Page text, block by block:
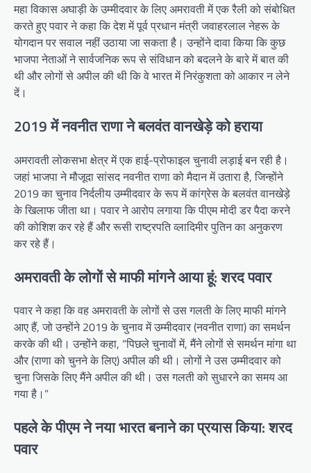
महा विकास अघाड़ी के उम्मीदवार के लिए अमरावती में एक रैली को संबोधित
करते हुए पवार ने कहा कि देश में पूर्व प्रधान मंत्री जवाहरलाल नेहरू के
योगदान पर सवाल नहीं उठाया जा सकता है। उन्होंने दावा किया कि कुछ
भाजपा नेताओं ने सार्वजनिक रूप से संविधान को बदलने के बारे में बात की
थी और लोगों से अपील की थी कि वे भारत में निरंकुशता को आकार न लेने
दें।
2019 में नवनीत राणा ने बलवंत वानखेड़े को हराया
अमरावती लोकसभा क्षेत्र में एक हाई-प्रोफाइल चुनावी लड़ाई बन रही है।
जहां भाजपा ने मौजूदा सांसद नवनीत राणा को मैदान में उतारा है, जिन्होंने
2019 का चुनाव निर्दलीय उम्मीदवार के रूप में कांग्रेस के बलवंत वानखेड़े
के खिलाफ जीता था। पवार ने आरोप लगाया कि पीएम मोदी डर पैदा करने
की कोशिश कर रहे हैं और रूसी राष्ट्रपति व्लादिमीर पुतिन का अनुकरण
कर रहे हैं।
अमरावती के लोगों से माफी मांगने आया हूं: शरद पवार
पवार ने कहा कि वह अमरावती के लोगों से उस गलती के लिए माफी मांगने
आए हैं, जो उन्होंने 2019 के चुनाव में उम्मीदवार (नवनीत राणा) का समर्थन
करके की थी। उन्होंने कहा, “पिछले चुनावों में, मैंने लोगों से समर्थन मांगा था
और (राणा को चुनने के लिए) अपील की थी। लोगों ने उस उम्मीदवार को
चुना जिसके लिए मैंने अपील की थी। उस गलती को सुधारने का समय आ
गया है।”
पहले के पीएम ने नया भारत बनाने का प्रयास किया: शरद
पवार